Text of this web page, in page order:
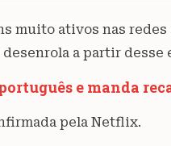
muito ativos nas
a partir desse
e manda
pela Netflix.